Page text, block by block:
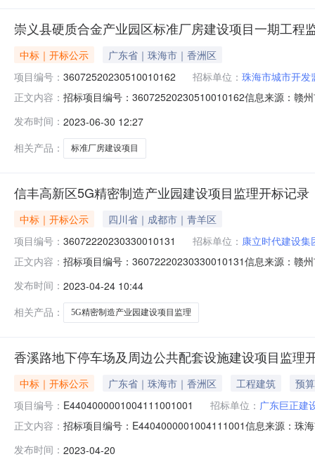
崇义县硬质合金产业园区标准厂房建设项目一期工程
中标｜开标公示
广东省｜珠海市｜香洲区
项目编号： 36072520230510010162 招标单位： 珠海市城市开发
正文内容： 招标项目编号：36072520230510010162信息来源：赣
价:0.00元/%;工期:日历天;质量要求:;保证金金额
发布时间： 2023-06-30 12:27
相关产品：
标准厂房建设项目
信丰高新区5G精密制造产业园建设项目监理开标记录
中标｜开标公示
四川省｜成都市｜青羊区
项目编号： 36072220230330010131 招标单位： 康立时代建设集
正文内容： 招标项目编号：36072220230330010131信息来源：赣
质量要求:;保证金金额:80000.00元,投标文件递交时间
发布时间： 2023-04-24 10:44
相关产品：
5G精密制造产业园建设项目监理
香溪路地下停车场及周边公共配套设施建设项目监理
中标｜开标公示 广东省｜珠海市｜香洲区 工程建筑
预
项目编号： E4404000001004111001001 招标单位： 广东巨正建
正文内容： 招标项目编号：E4404000001004111001信息来源：珠
公示项目标段编号E4404000001004111001001项目标
发布时间： 2023-04-20